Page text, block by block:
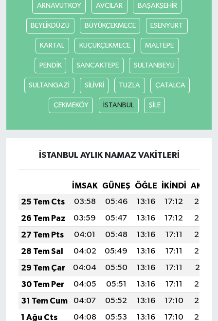
ARNAVUTKOY AVCILAR BAŞAKŞEHİR
BEYLİKDÜZÜ BÜYÜKÇEKMECE ESENYURT
KARTAL KÜÇÜKÇEKMECE MALTEPE
PENDİK SANCAKTEPE SULTANBEYLİ
SULTANGAZİ SİLİVRİ TUZLA ÇATALCA
ÇEKMEKÖY İSTANBUL ŞİLE
İSTANBUL AYLIK NAMAZ VAKITLERI
İMSAK GÜNEŞ ÖĞLE İKINDI
25 Tem Cts
03:58 05:46 13:16 17:12
20:35
26 Tem Paz
03:59 05:47 13:16 17:12
20:34
27 Tem Pts
04:01 05:48 13:16 17:11
20:33
28 Tem Sal
04:02 05:49 13:16 17:11
20:32
29 Tem Çar
04:04 05:50 13:16 17:11
20:31
30 Tem Per
04:05 05:51 13:16 17:11
20:30
31 Tem Cum
04:07 05:52 13:16 17:10
20:29
1 Ağu Cts
04:08 05:53 13:16 17:10
20:28